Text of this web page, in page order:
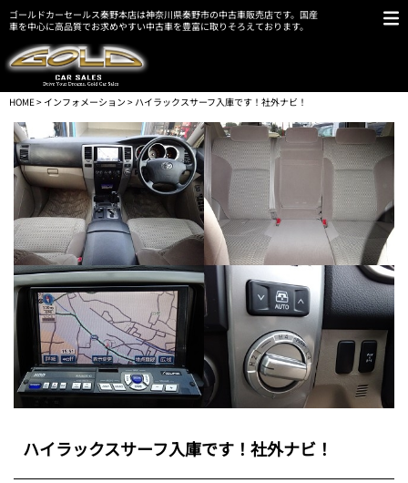
ゴールドカーセールス秦野本店は神奈川県秦野市の中古車販売店です。国産
車を中心に高品質でお求めやすい中古車を豊富に取りそろえております。
HOME> インフォメーション > ハイラックスサーフ入庫です！社外ナビ！
ハイラックスサーフ入庫です！社外ナビ！